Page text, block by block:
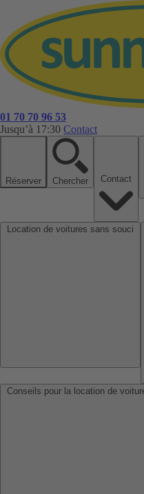
01 70 70 96 53
Jusqu’à 17:30 Contact
Réserver Chercher